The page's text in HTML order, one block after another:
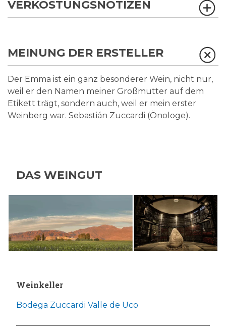
VERKOSTUNGSNOTIZEN
MEINUNG DER ERSTELLER
Der Emma ist ein ganz besonderer Wein, nicht nur,
weil er den Namen meiner Großmutter auf dem
Etikett trägt, sondern auch, weil er mein erster
Weinberg war. Sebastián Zuccardi (Önologe).
DAS WEINGUT
Weinkeller
Bodega Zuccardi Valle de Uco